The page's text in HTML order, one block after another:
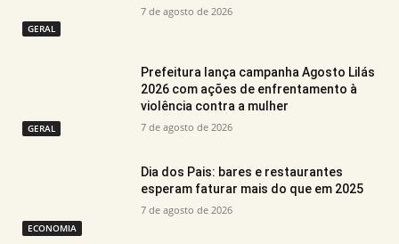
GERAL
7 de agosto de 2026
GERAL
Prefeitura lança campanha Agosto Lilás
2026 com ações de enfrentamento à
violência contra a mulher
7 de agosto de 2026
ECONOMIA
Dia dos Pais: bares e restaurantes
esperam faturar mais do que em 2025
7 de agosto de 2026